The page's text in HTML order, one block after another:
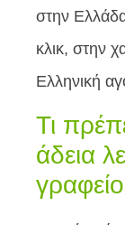
στην
κλικ, στην
Ελληνική
Τι
άδεια